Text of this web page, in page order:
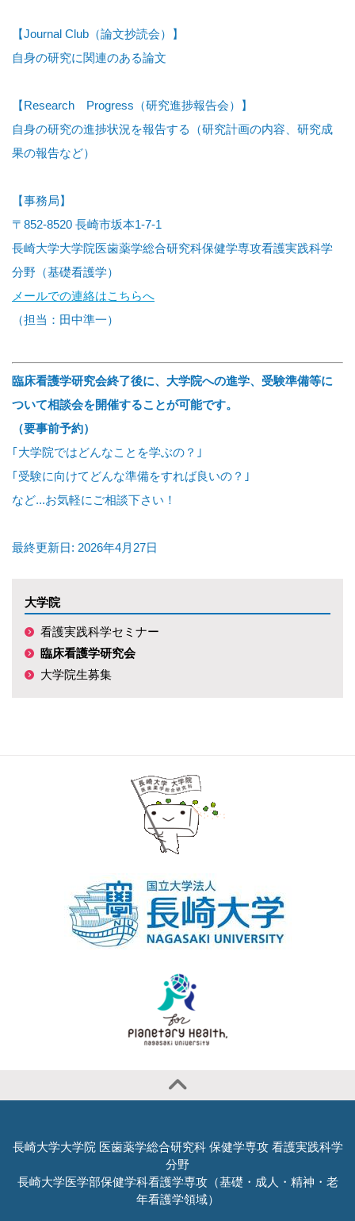
【Journal Club（論文抄読会）】
自身の研究に関連のある論文
【Research Progress（研究進捗報告会）】
自身の研究の進捗状況を報告する（研究計画の内容、研究成
果の報告など）
【事務局】
〒852-8520 長崎市坂本1-7-1
長崎大学大学院医歯薬学総合研究科保健学専攻看護実践科学
分野（基礎看護学）
メールでの連絡はこちらへ
（担当：田中準一）
臨床看護学研究会終了後に、大学院への進学、受験準備等に
ついて相談会を開催することが可能です。
（要事前予約）
｢大学院ではどんなことを学ぶの？｣
｢受験に向けてどんな準備をすれば良いの？｣
など...お気軽にご相談下さい！
最終更新日: 2026年4月27日
大学院
看護実践科学セミナー
臨床看護学研究会
大学院生募集
長崎大学大学院 医歯薬学総合研究科 保健学専攻 看護実践科学
分野
長崎大学医学部保健学科看護学専攻（基礎・成人・精神・老
年看護学領域）